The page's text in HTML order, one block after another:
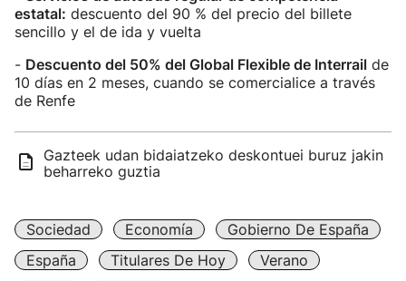
estatal: descuento del 90 % del precio del billete
sencillo y el de ida y vuelta
- Descuento del 50% del Global Flexible de Interrail de
10 días en 2 meses, cuando se comercialice a través
de Renfe
Gazteek udan bidaiatzeko deskontuei buruz jakin
beharreko guztia
Sociedad Economía
Gobierno De España
España
Titulares De Hoy
Verano